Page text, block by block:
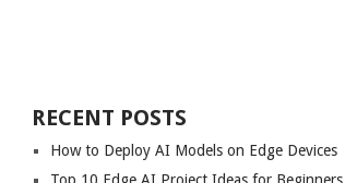
RECENT POSTS
How to Deploy AI Models on Edge Devices